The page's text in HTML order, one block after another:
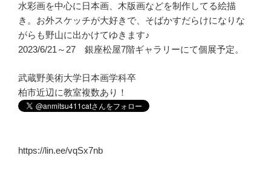
水彩画を中心に日本画、木版画などを制作してる絵描
き。お外スケッチが大好きで、そばかすだらけになりな
がらも野山に出かけてゆきます♪
2023/6/21～27 銀座松屋7階ギャラリーにて個展予定。
武蔵野美術大学日本画学科卒
柏市近辺に教室複数あり！
https://lin.ee/vqSx7nb